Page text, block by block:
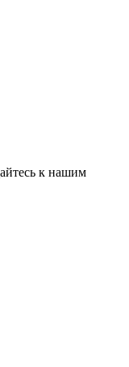
к нашим